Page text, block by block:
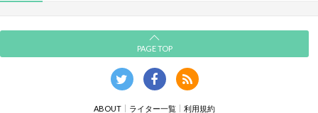
PAGE TOP
ABOUT ライター一覧 利用規約